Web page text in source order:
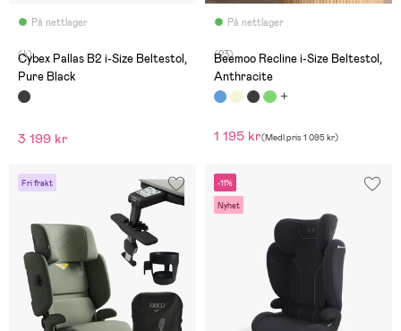
På nettlager
(4)
Cybex Pallas B2 i-Size Beltestol,
Pure Black
3 199 kr
På nettlager
(23)
Beemoo Recline i-Size Beltestol,
Anthracite
1 195 kr(Medl.pris 1 095 kr)
Fri frakt -11%
Nyhet